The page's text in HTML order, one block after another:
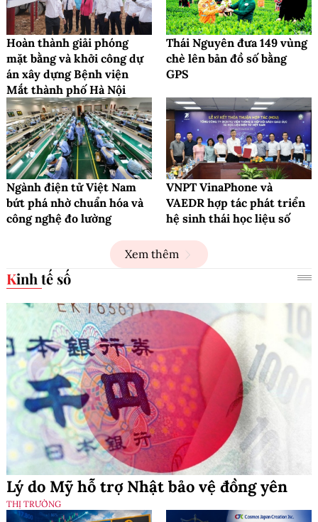
Hoàn thành giải phóng
mặt bằng và khởi công dự
án xây dựng Bệnh viện
Mắt thành phố Hà Nội
Thái Nguyên đưa 149 vùng
chè lên bản đồ số bằng
GPS
Ngành điện tử Việt Nam
bứt phá nhờ chuẩn hóa và
công nghệ đo lường
VNPT VinaPhone và
VAEDR hợp tác phát triển
hệ sinh thái học liệu số
Xem thêm
Kinh tế số
Lý do Mỹ hỗ trợ Nhật bảo vệ đồng yên
THỊ TRƯỜNG